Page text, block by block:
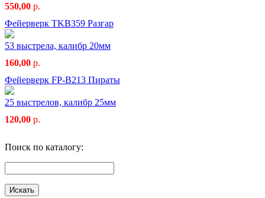
550,00 р.
Фейерверк TKB359 Разгар
53 выстрела, калибр 20мм
160,00 р.
Фейерверк FP-B213 Пираты
25 выстрелов, калибр 25мм
120,00 р.
Поиск по каталогу: